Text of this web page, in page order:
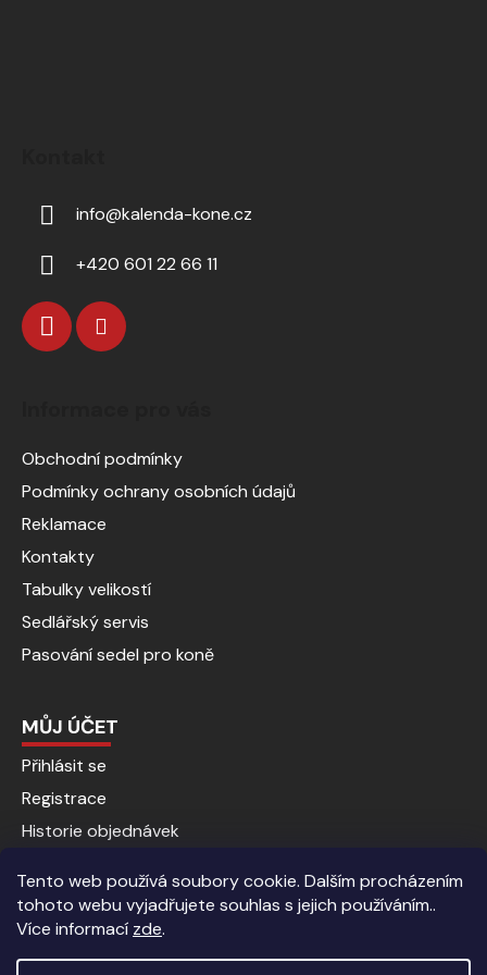
Tento web používá soubory cookie. Dalším procházením
tohoto webu vyjadřujete souhlas s jejich používáním..
Více informací zde.
info@kalenda-kone.cz
+420 601 22 66 11
Obchodní podmínky
Podmínky ochrany osobních údajů
Reklamace
Kontakty
Tabulky velikostí
Sedlářský servis
Pasování sedel pro koně
MŮJ ÚČET
Přihlásit se
Registrace
Historie objednávek